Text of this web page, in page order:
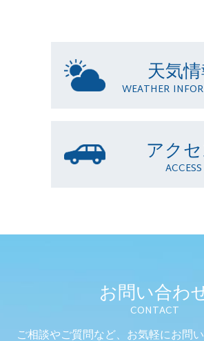
天気情
WEATHER
アク
ACCESS
お問い合わ
CONTACT
ご相談やご質問など、 お気軽にお問